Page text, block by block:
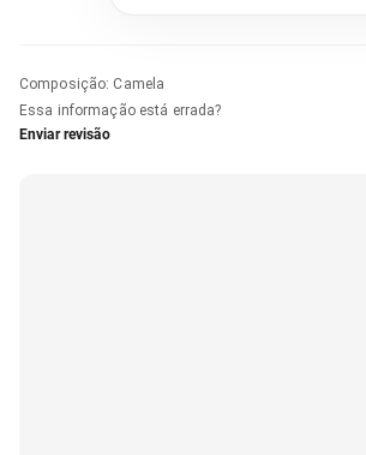
Composição: Camela
Essa informação está errada?
Enviar revisão